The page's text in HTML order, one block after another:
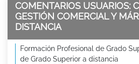
COMENTARIOS USUARIOS:
GESTIÓN COMERCIAL Y
DISTANCIA
Formación Profesional de Grado
de Grado Superior a distancia